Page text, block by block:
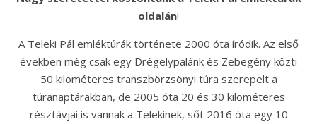
oldalán!
A Teleki Pál emléktúrák története 2000 óta íródik. Az első
években még csak egy Drégelypalánk és Zebegény közti
50 kilométeres transzbörzsönyi túra szerepelt a
túranaptárakban, de 2005 óta 20 és 30 kilométeres
résztávjai is vannak a Telekinek, sőt 2016 óta egy 10